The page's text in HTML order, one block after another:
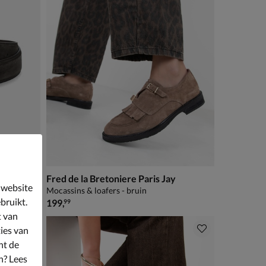
Fred de la Bretoniere Paris Jay
Mocassins & loafers - bruin
€ 199,99
199,99
van
van
de
Lees